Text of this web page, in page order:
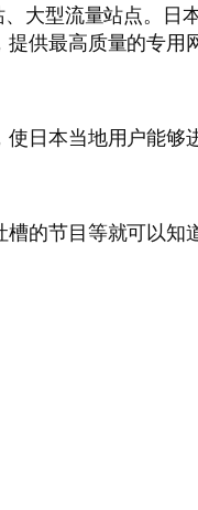
大型流量站点。日
供最高质量的专用
日本当地用户能够
的节目等就可以